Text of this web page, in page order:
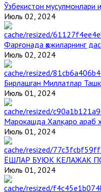
Ўзбекистон мусулмонлари
Июль 02, 2024
Фарғонада ҳожиларнинг
Июль 02, 2024
Бирлашган Миллатлар
Июль 01, 2024
Марокашда Халқаро араб
Июль 01, 2024
ЁШЛАР БУЮК КЕЛАЖАК
Июль 01, 2024